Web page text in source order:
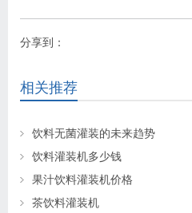
分享到：
相关推荐
饮料无菌灌装的未来趋势
饮料灌装机多少钱
果汁饮料灌装机价格
茶饮料灌装机